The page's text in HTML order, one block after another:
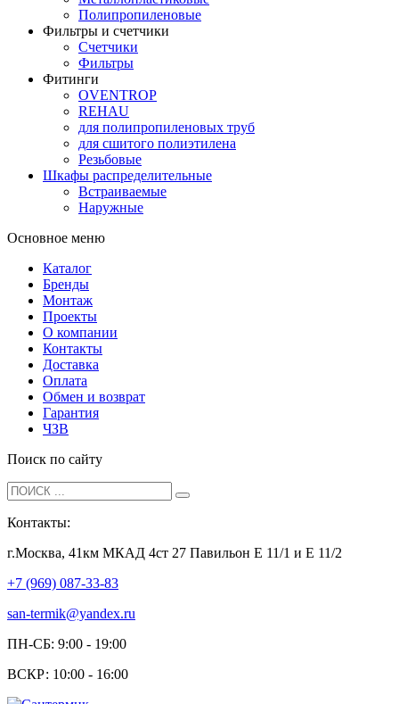
Полипропиленовые
Фильтры и счетчики
Счетчики
Фильтры
Фитинги
OVENTROP
REHAU
для полипропиленовых труб
для сшитого полиэтилена
Резьбовые
Шкафы распределительные
Встраиваемые
Наружные
Основное меню
Каталог
Бренды
Монтаж
Проекты
О компании
Контакты
Доставка
Оплата
Обмен и возврат
Гарантия
ЧЗВ
Поиск по сайту
Контакты:
г.Москва, 41км МКАД 4ст 27 Павильон Е 11/1 и Е 11/2
+7 (969) 087-33-83
san-termik@yandex.ru
ПН-СБ: 9:00 - 19:00
ВСКР: 10:00 - 16:00